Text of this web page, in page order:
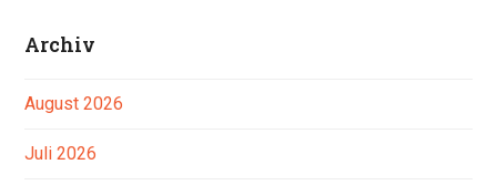
Archiv
August 2026
Juli 2026